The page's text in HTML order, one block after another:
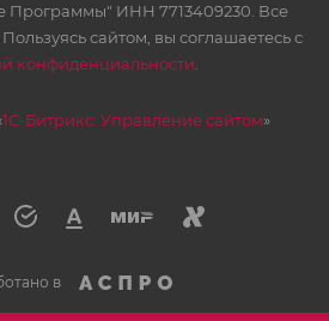
Программы" ИНН 7713409230. Все
сайтом, вы соглашаетесь с
конфиденциальности
1С-Битрикс: Управление сайтом»
в